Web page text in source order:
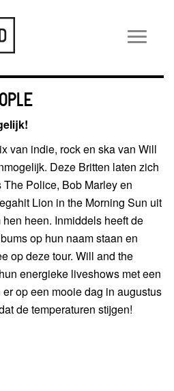
van indie, rock en ska van Will
Deze Britten laten zich
Police, Bob Marley en
Lion in the Morning Sun uit
heen. Inmiddels heeft de
op hun naam staan en
op deze tour. Will and the
energieke liveshows met een
op een mooie dag in augustus
de temperaturen stijgen!